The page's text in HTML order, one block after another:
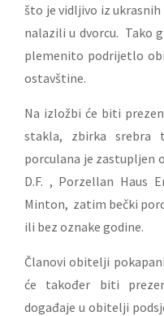
što je vidljivo iz
nalazili u dvorcu. Tako
plemenito podrijetlo
ostavštine.
Na izložbi će biti
stakla, zbirka srebra
porculana je zastupljen
D.F. , Porzellan Haus
Minton, zatim bečki
ili bez oznake godine.
Članovi obitelji
će također biti
događaje u obitelji